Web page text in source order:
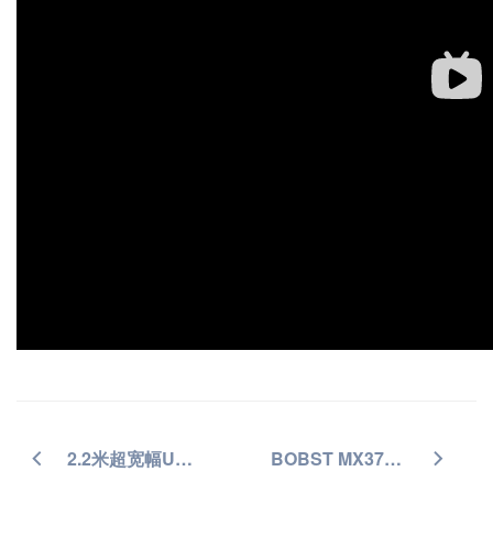
2.2米超宽幅UVLED面光源 BOBST MX370加装UV LED固化系统